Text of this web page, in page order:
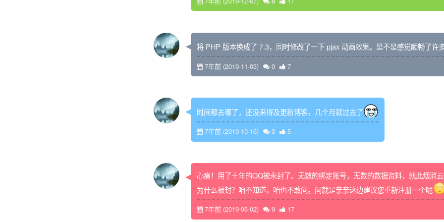
将 PHP 版本换成了 7.3，同时修改了一下 pjax 动画效果。是不是感觉顺畅了许多
7年前 (2019-11-03) 0 7
时间都去哪了，还没来得及更新博客，几个月就过去了
7年前 (2019-10-16) 3 5
心痛！用了十年的QQ被永封了。无数的绑定账号，无数的数据资料，就此烟消
为什么被封？咱不知道，咱也不敢问。问就是亲亲这边建议您重新注册一个呢
7年前 (2019-06-02) 9 17